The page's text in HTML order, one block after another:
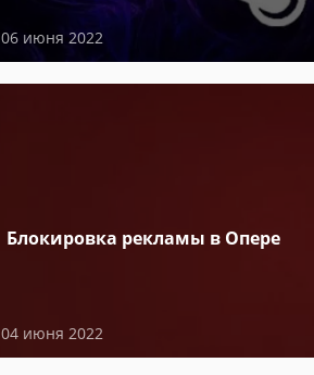
06 июня 2022
Блокировка рекламы в Опере
04 июня 2022